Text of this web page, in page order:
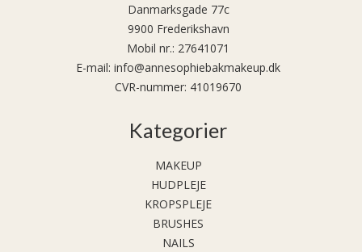
Danmarksgade 77c
9900 Frederikshavn
Mobil nr.: 27641071
E-mail: info@annesophiebakmakeup.dk
CVR-nummer: 41019670
Kategorier
MAKEUP
HUDPLEJE
KROPSPLEJE
BRUSHES
NAILS